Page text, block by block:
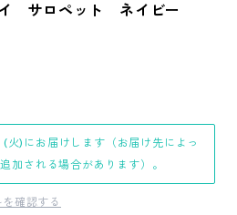
サロペット ネイビー
火)にお届けします（お届け先によっ
加される場合があります）。
確認する